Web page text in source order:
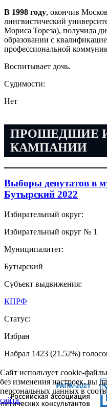
В 1998 году, окончив
лингвистический
Мориса Тореза), получила
образовании с
профессиональной
Воспитывает дочь.
Судимости:
Нет
ПРОШЕДШИЕ
КАМПАНИИ
Выборы депутатов в
Бутырский 2022
Избирательный округ:
Избирательный округ № 1
Муниципалитет:
Бутырский
Субъект выдвижения:
КПРФ
Статус:
Избран
Набрал 1423 (21.52%)
Сайт использует cookie-
без изменения настроек, вы
персональных данных в
сайта.